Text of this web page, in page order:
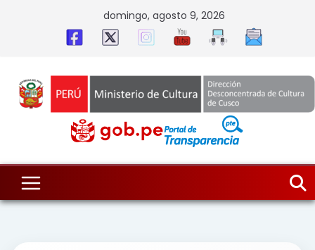
domingo, agosto 9, 2026